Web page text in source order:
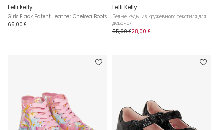
Lelli Kelly
Girls Black Patent Leather Chelsea Boots
65,00 £
Lelli Kelly
Белые кеды из кружевного текстиля для
девочек
55,00 £28,00 £